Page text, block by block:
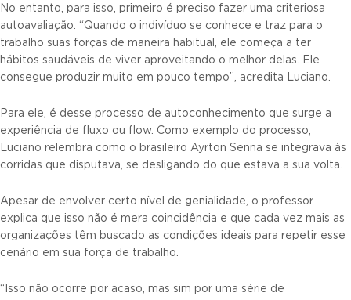
No entanto, para isso, primeiro é preciso fazer uma criteriosa
autoavaliação. “Quando o indivíduo se conhece e traz para o
trabalho suas forças de maneira habitual, ele começa a ter
hábitos saudáveis de viver aproveitando o melhor delas. Ele
consegue produzir muito em pouco tempo”, acredita Luciano.
Para ele, é desse processo de autoconhecimento que surge a
experiência de fluxo ou flow. Como exemplo do processo,
Luciano relembra como o brasileiro Ayrton Senna se integrava às
corridas que disputava, se desligando do que estava a sua volta.
Apesar de envolver certo nível de genialidade, o professor
explica que isso não é mera coincidência e que cada vez mais as
organizações têm buscado as condições ideais para repetir esse
cenário em sua força de trabalho.
“Isso não ocorre por acaso, mas sim por uma série de